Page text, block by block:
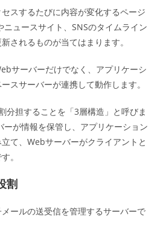
スするたびに内容が変化するページ
ュースサイト、SNSのタイムライン
されるものが当てはまります。
サーバーだけでなく、アプリケーシ
スサーバーが連携して動作します。
分担することを「3層構造」と呼びま
ーが情報を保管し、アプリケーション
て、Webサーバーがクライアントと
。
割
ールの送受信を管理するサーバーで